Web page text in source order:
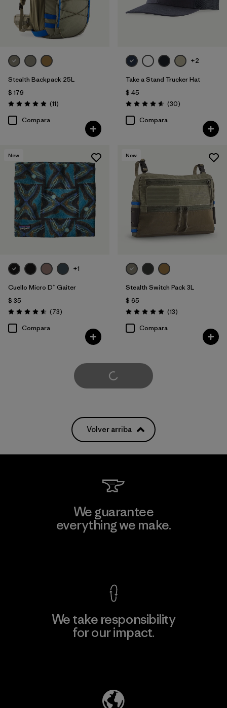
Stealth Backpack 25L
$ 179
Valoración: 4.9 / 5
(11Comentarios
)
Compara
+2
Take a Stand Trucker Hat
$ 45
Valoración: 4.6 / 5
(30Comentarios
)
Compara
New
+1
Cuello Micro D™ Gaiter
$ 35
Valoración: 4.6 / 5
(73Comentarios
)
Compara
New
Stealth Switch Pack 3L
$ 65
Valoración: 4.9 / 5
(13Comentarios
)
Compara
Cargar Más
Volver arriba
We guarantee
everything we make.
We take responsibility
for our impact.